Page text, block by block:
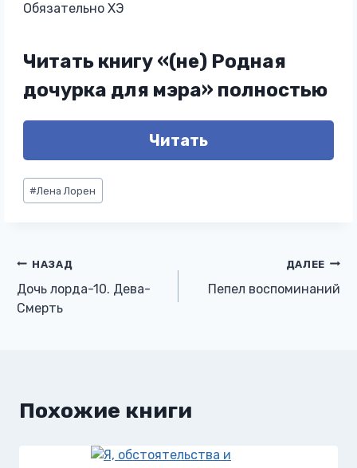
Обязательно ХЭ
Читать книгу «(не) Родная
дочурка для мэра» полностью
Читать
Метки
записи:
#Лена Лорен
Навигация
по
НАЗАД
Дочь лорда-10. Дева-
Смерть
ДАЛЕЕ
Пепел воспоминаний
Похожие книги